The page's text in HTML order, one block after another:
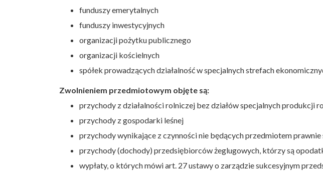
funduszy emerytalnych
funduszy inwestycyjnych
organizacji pożytku publicznego
organizacji kościelnych
spółek prowadzących działalność w specjalnych strefach
Zwolnieniem przedmiotowym objęte są:
przychody z działalności rolniczej bez działów specjalnych produkcji
przychody z gospodarki leśnej
przychody wynikające z czynności nie będących przedmiotem
przychody (dochody) przedsiębiorców żeglugowych, którzy są
wypłaty, o których mówi art. 27 ustawy o zarządzie sukcesyjnym